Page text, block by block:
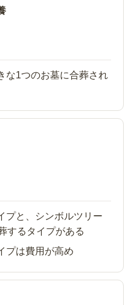
な1つのお墓に合葬され
プと、シンボルツリー
するタイプがある
プは費用が高め